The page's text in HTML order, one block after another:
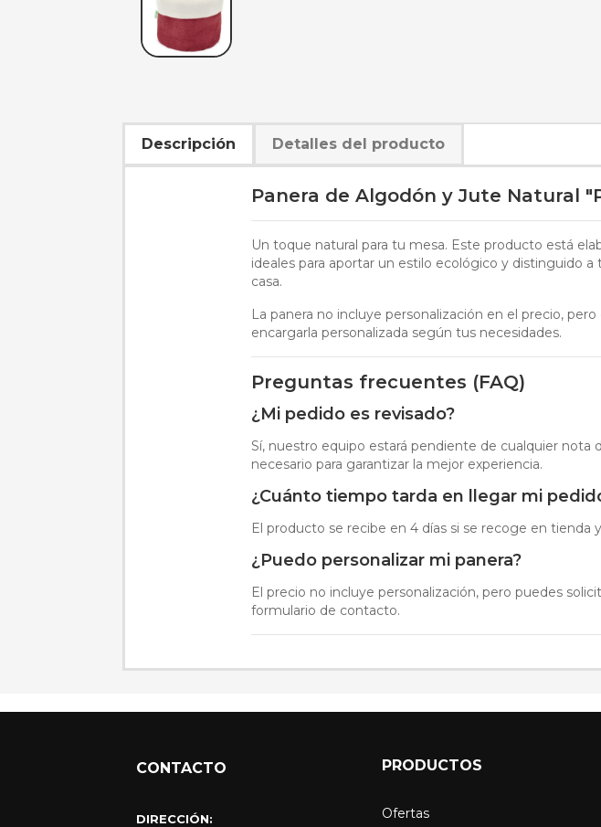
Descripción Detalles del producto
Panera de Algodón y Jute Natural
Un toque natural para tu mesa. Este producto está
ideales para aportar un estilo ecológico y distinguido
casa.
La panera no incluye personalización en el precio,
encargarla personalizada según tus necesidades.
Preguntas frecuentes (FAQ)
¿Mi pedido es revisado?
Sí, nuestro equipo estará pendiente de cualquier
necesario para garantizar la mejor experiencia.
¿Cuánto tiempo tarda en llegar mi
El producto se recibe en 4 días si se recoge en tienda
¿Puedo personalizar mi panera?
El precio no incluye personalización, pero puedes
formulario de contacto.
CONTACTO
DIRECCIÓN:
PRODUCTOS
Ofertas